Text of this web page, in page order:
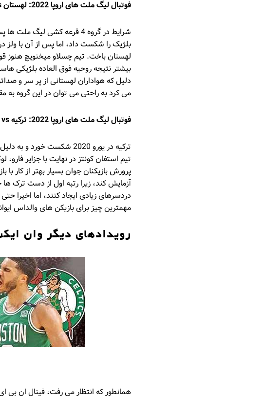
فوتبال لیگ ملت های اروپا 2022: لهستان vs بلژیک
شرایط در گروه 4 قرعه
بیشتر نتیجه روحیه فوق العاده بلژیکی
دلیل که هواداران لهستانی از پر سر و
می کرد به راحتی می توان در این گروه
فوتبال لیگ ملت های اروپا 2022: ترکیه vs لیتوانی
ترکیه در یورو 2020
تیم استفان کونتز در نهایت با جزایر
پرورش بازیکنان جوان بسیار بهتر از کار با
مهمترین چیز برای بازیکن های والداس
رویدادهای دیگر وان